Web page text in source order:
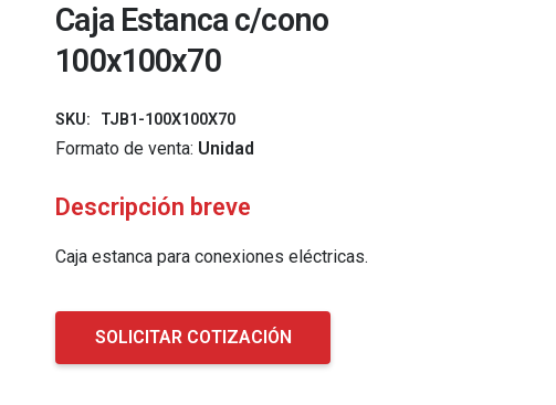
Caja Estanca c/cono
100x100x70
SKU: TJB1-100X100X70
Formato de venta: Unidad
Descripción breve
Caja estanca para conexiones eléctricas.
SOLICITAR COTIZACIÓN